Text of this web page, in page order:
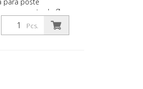
para poste de Ø
adequado para
460.10, 460.40 e
Pcs.